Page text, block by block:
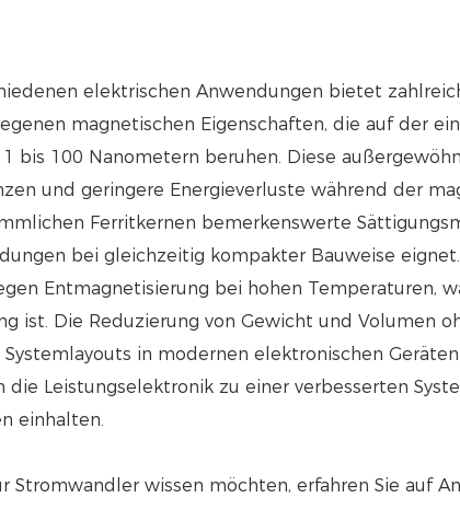
elektrischen Anwendungen bietet
magnetischen Eigenschaften, die auf der
bis 100 Nanometern beruhen. Diese
und geringere Energieverluste während der
Ferritkernen bemerkenswerte
bei gleichzeitig kompakter Bauweise
Entmagnetisierung bei hohen Temperaturen,
ist. Die Reduzierung von Gewicht und Volumen
in modernen elektronischen
Leistungselektronik zu einer verbesserten
einhalten.
Stromwandler wissen möchten, erfahren Sie auf